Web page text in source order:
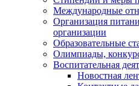
Международные
Организация
организации
Образовательные
Олимпиады,
Воспитательная
Новостная